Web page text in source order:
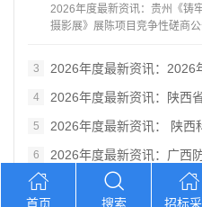
2026年度最新资讯：贵州《铸
摄影展》展陈项目竞争性磋商
3 2026年度最新资讯：2026
4 2026年度最新资讯：陕西
5 2026年度最新资讯： 陕西
6 2026年度最新资讯：广西
7 2026年度最新资讯：湖北
首页 搜索 招标